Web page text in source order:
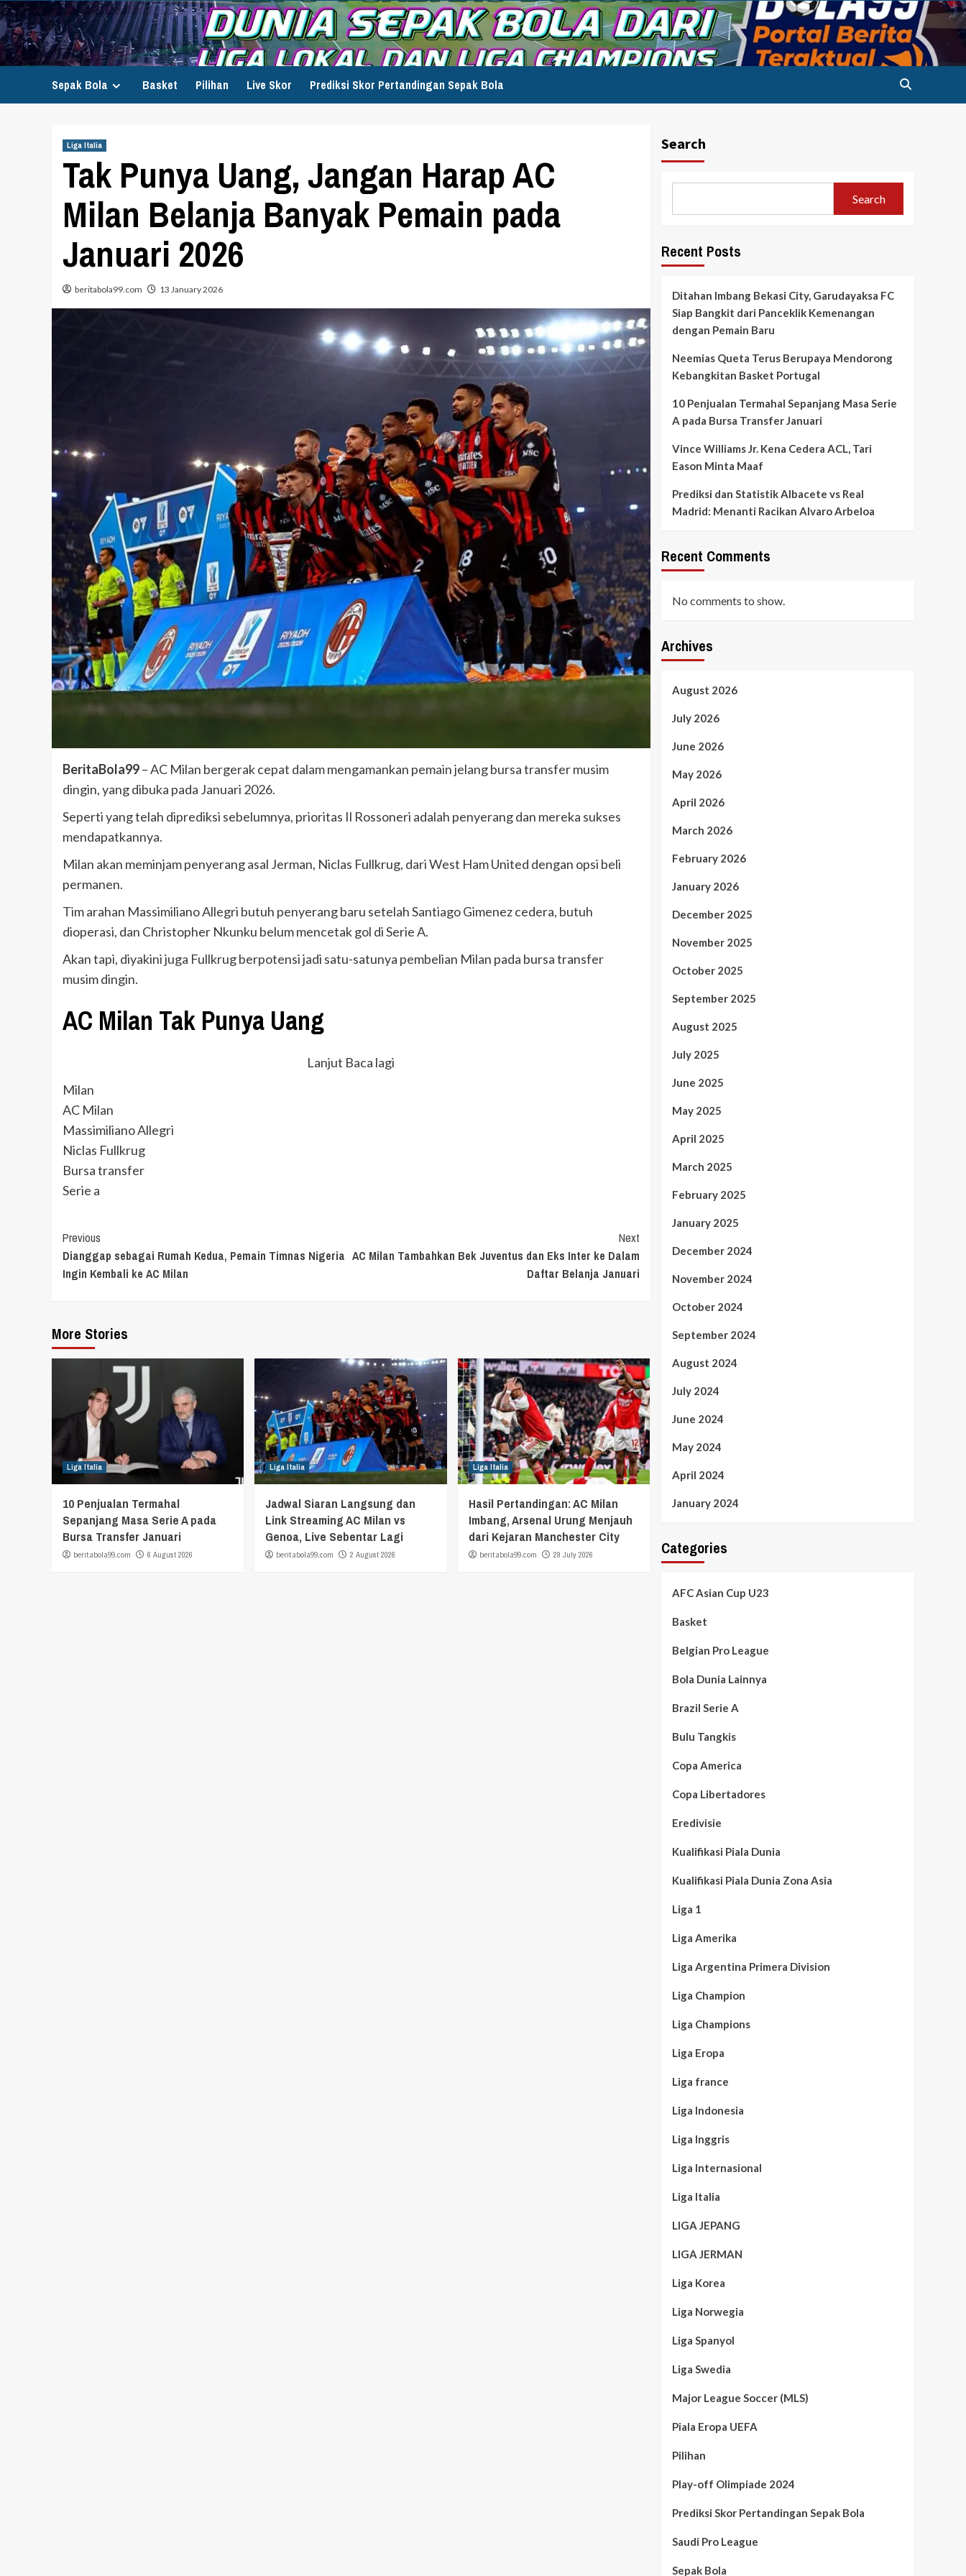
Skip
to
content
Sepak Bola Basket Pilihan Live Skor Prediksi Skor Pertandingan Sepak Bola
Liga Italia
Tak Punya Uang, Jangan Harap AC
Milan Belanja Banyak Pemain pada
Januari 2026
beritabola99.com 13 January 2026
BeritaBola99– AC Milan bergerak cepat dalam mengamankan pemain jelang bursa transfer musim
dingin, yang dibuka pada Januari 2026.
Seperti yang telah diprediksi sebelumnya, prioritas Il Rossoneri adalah penyerang dan mereka sukses
mendapatkannya.
Milan akan meminjam penyerang asal Jerman, Niclas Fullkrug, dari West Ham United dengan opsi beli
permanen.
Tim arahan Massimiliano Allegri butuh penyerang baru setelah Santiago Gimenez cedera, butuh
dioperasi, dan Christopher Nkunku belum mencetak gol di Serie A.
Akan tapi, diyakini juga Fullkrug berpotensi jadi satu-satunya pembelian Milan pada bursa transfer
musim dingin.
AC Milan Tak Punya Uang
Lanjut Baca lagi
Milan
AC Milan
Massimiliano Allegri
Niclas Fullkrug
Bursa transfer
Serie a
Continue
Reading
Previous
Dianggap sebagai Rumah Kedua, Pemain Timnas Nigeria
Ingin Kembali ke AC Milan
Next
AC Milan Tambahkan Bek Juventus dan Eks Inter ke Dalam
Daftar Belanja Januari
More Stories
Liga Italia
10 Penjualan Termahal
Sepanjang Masa Serie A pada
Bursa Transfer Januari
beritabola99.com 6 August 2026
Liga Italia
Jadwal Siaran Langsung dan
Link Streaming AC Milan vs
Genoa, Live Sebentar Lagi
beritabola99.com 2 August 2026
Liga Italia
Hasil Pertandingan: AC Milan
Imbang, Arsenal Urung Menjauh
dari Kejaran Manchester City
beritabola99.com 29 July 2026
Search
Search
Recent Posts
Ditahan Imbang Bekasi City, Garudayaksa FC
Siap Bangkit dari Panceklik Kemenangan
dengan Pemain Baru
Neemias Queta Terus Berupaya Mendorong
Kebangkitan Basket Portugal
10 Penjualan Termahal Sepanjang Masa Serie
A pada Bursa Transfer Januari
Vince Williams Jr. Kena Cedera ACL, Tari
Eason Minta Maaf
Prediksi dan Statistik Albacete vs Real
Madrid: Menanti Racikan Alvaro Arbeloa
Recent Comments
No comments to show.
Archives
August 2026
July 2026
June 2026
May 2026
April 2026
March 2026
February 2026
January 2026
December 2025
November 2025
October 2025
September 2025
August 2025
July 2025
June 2025
May 2025
April 2025
March 2025
February 2025
January 2025
December 2024
November 2024
October 2024
September 2024
August 2024
July 2024
June 2024
May 2024
April 2024
January 2024
Categories
AFC Asian Cup U23
Basket
Belgian Pro League
Bola Dunia Lainnya
Brazil Serie A
Bulu Tangkis
Copa America
Copa Libertadores
Eredivisie
Kualifikasi Piala Dunia
Kualifikasi Piala Dunia Zona Asia
Liga 1
Liga Amerika
Liga Argentina Primera Division
Liga Champion
Liga Champions
Liga Eropa
Liga france
Liga Indonesia
Liga Inggris
Liga Internasional
Liga Italia
LIGA JEPANG
LIGA JERMAN
Liga Korea
Liga Norwegia
Liga Spanyol
Liga Swedia
Major League Soccer (MLS)
Piala Eropa UEFA
Pilihan
Play-off Olimpiade 2024
Prediksi Skor Pertandingan Sepak Bola
Saudi Pro League
Sepak Bola